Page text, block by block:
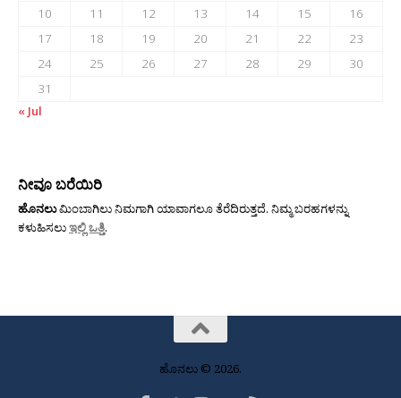
10
11 12 13 14 15
16
17
18 19 20 21 22
23
24
25 26 27 28 29
30
31
« Jul
ನೀವೂ ಬರೆಯಿರಿ
ಹೊನಲುಮಿಂಬಾಗಿಲು ನಿಮಗಾಗಿ ಯಾವಾಗಲೂ ತೆರೆದಿರುತ್ತದೆ. ನಿಮ್ಮ ಬರಹಗಳನ್ನು
ಕಳುಹಿಸಲುಇಲ್ಲಿ ಒತ್ತಿ.
ಹೊನಲು © 2026.